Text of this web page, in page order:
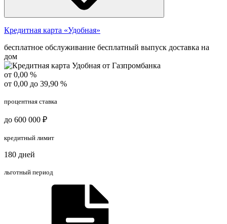
Кредитная карта «Удобная»
бесплатное обслуживание бесплатный выпуск доставка на
дом
от 0,00 %
от 0,00 до 39,90 %
процентная ставка
до 600 000 ₽
кредитный лимит
180 дней
льготный период